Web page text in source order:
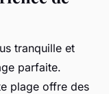
tranquille et
parfaite.
plage offre des